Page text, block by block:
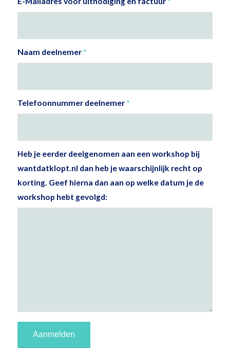
Naam deelnemer *
Telefoonnummer deelnemer *
Heb je eerder deelgenomen aan een workshop bij
wantdatklopt.nl dan heb je waarschijnlijk recht op
korting. Geef hierna dan aan op welke datum je de
workshop hebt gevolgd: